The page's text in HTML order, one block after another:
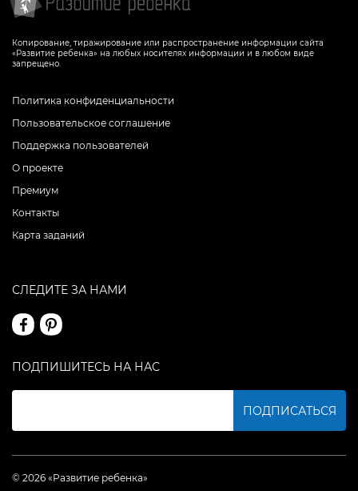
Копирование, тиражирование или распространение информации сайта
«Развитие ребенка» на любых носителях информации и в любом виде
запрещено.
Политика конфиденциальности
Пользовательское соглашение
Поддержка пользователей
О проекте
Премиум
Контакты
Карта заданий
СЛЕДИТЕ ЗА НАМИ
ПОДПИШИТЕСЬ НА НАС
ПОДПИСАТЬСЯ
© 2026 «Развитие ребенка»